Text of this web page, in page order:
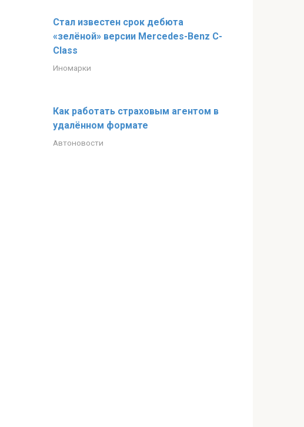
Стал известен срок дебюта
«зелёной» версии Mercedes-Benz C-
Class
Иномарки
Как работать страховым агентом в
удалённом формате
Автоновости